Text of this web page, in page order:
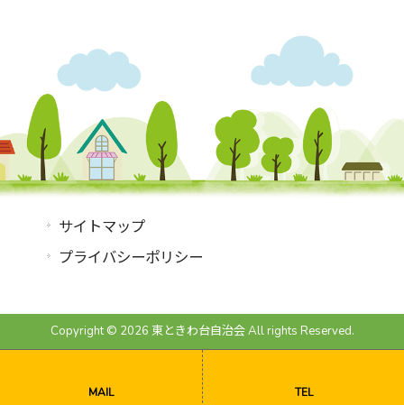
サイトマップ
プライバシーポリシー
Copyright © 2026 東ときわ台自治会 All rights Reserved.
MAIL TEL